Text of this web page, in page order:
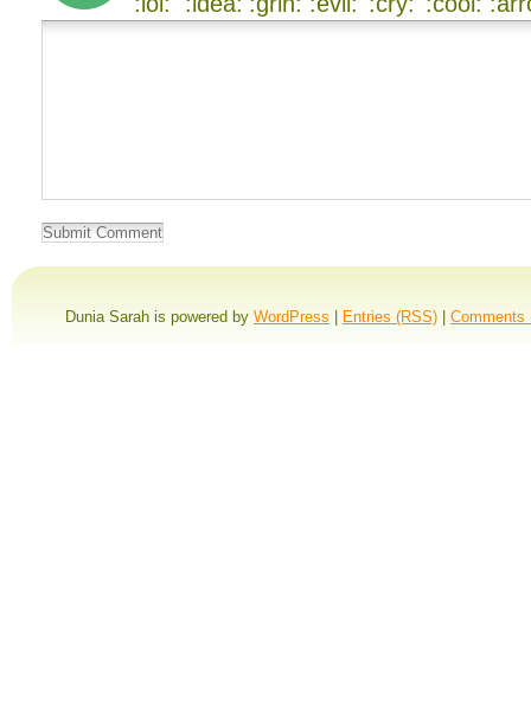
Dunia Sarah is powered by WordPress | Entries (RSS) | Comments